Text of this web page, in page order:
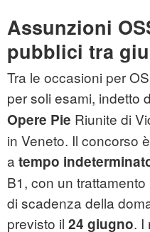
Assunzioni
pubblici tra
Tra le occasioni per
per soli esami, indetto
Opere Pie Riunite di
in Veneto. Il concorso
a tempo
B1, con un
di scadenza della
previsto il 24 giugno. I